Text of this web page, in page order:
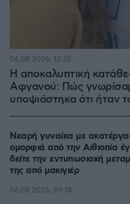
Η αποκαλυπτική
Αφγανού: Πώς
υποψιάστηκα ότι ήταν
06.08.2026, 12:32
Νεαρή γυναίκα με
ομορφιά από την Αιθιοπία
δείτε την εντυπωσιακή
της από μακιγιέρ
06.08.2026, 09:18